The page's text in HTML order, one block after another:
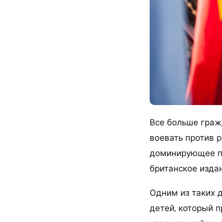
Все больше
воевать против
доминирующее
британское
Одним из таких
детей, который